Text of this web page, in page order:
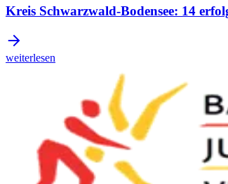
Kreis Schwarzwald-Bodensee: 14
weiterlesen